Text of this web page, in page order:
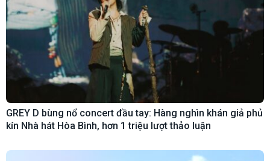
GREY D bùng nổ concert đầu tay: Hàng nghìn khán giả phủ
kín Nhà hát Hòa Bình, hơn 1 triệu lượt thảo luận